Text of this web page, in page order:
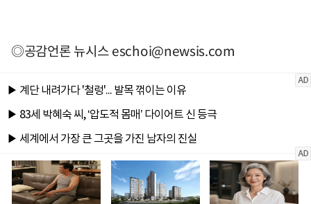
◎공감언론 뉴시스eschoi@newsis.com